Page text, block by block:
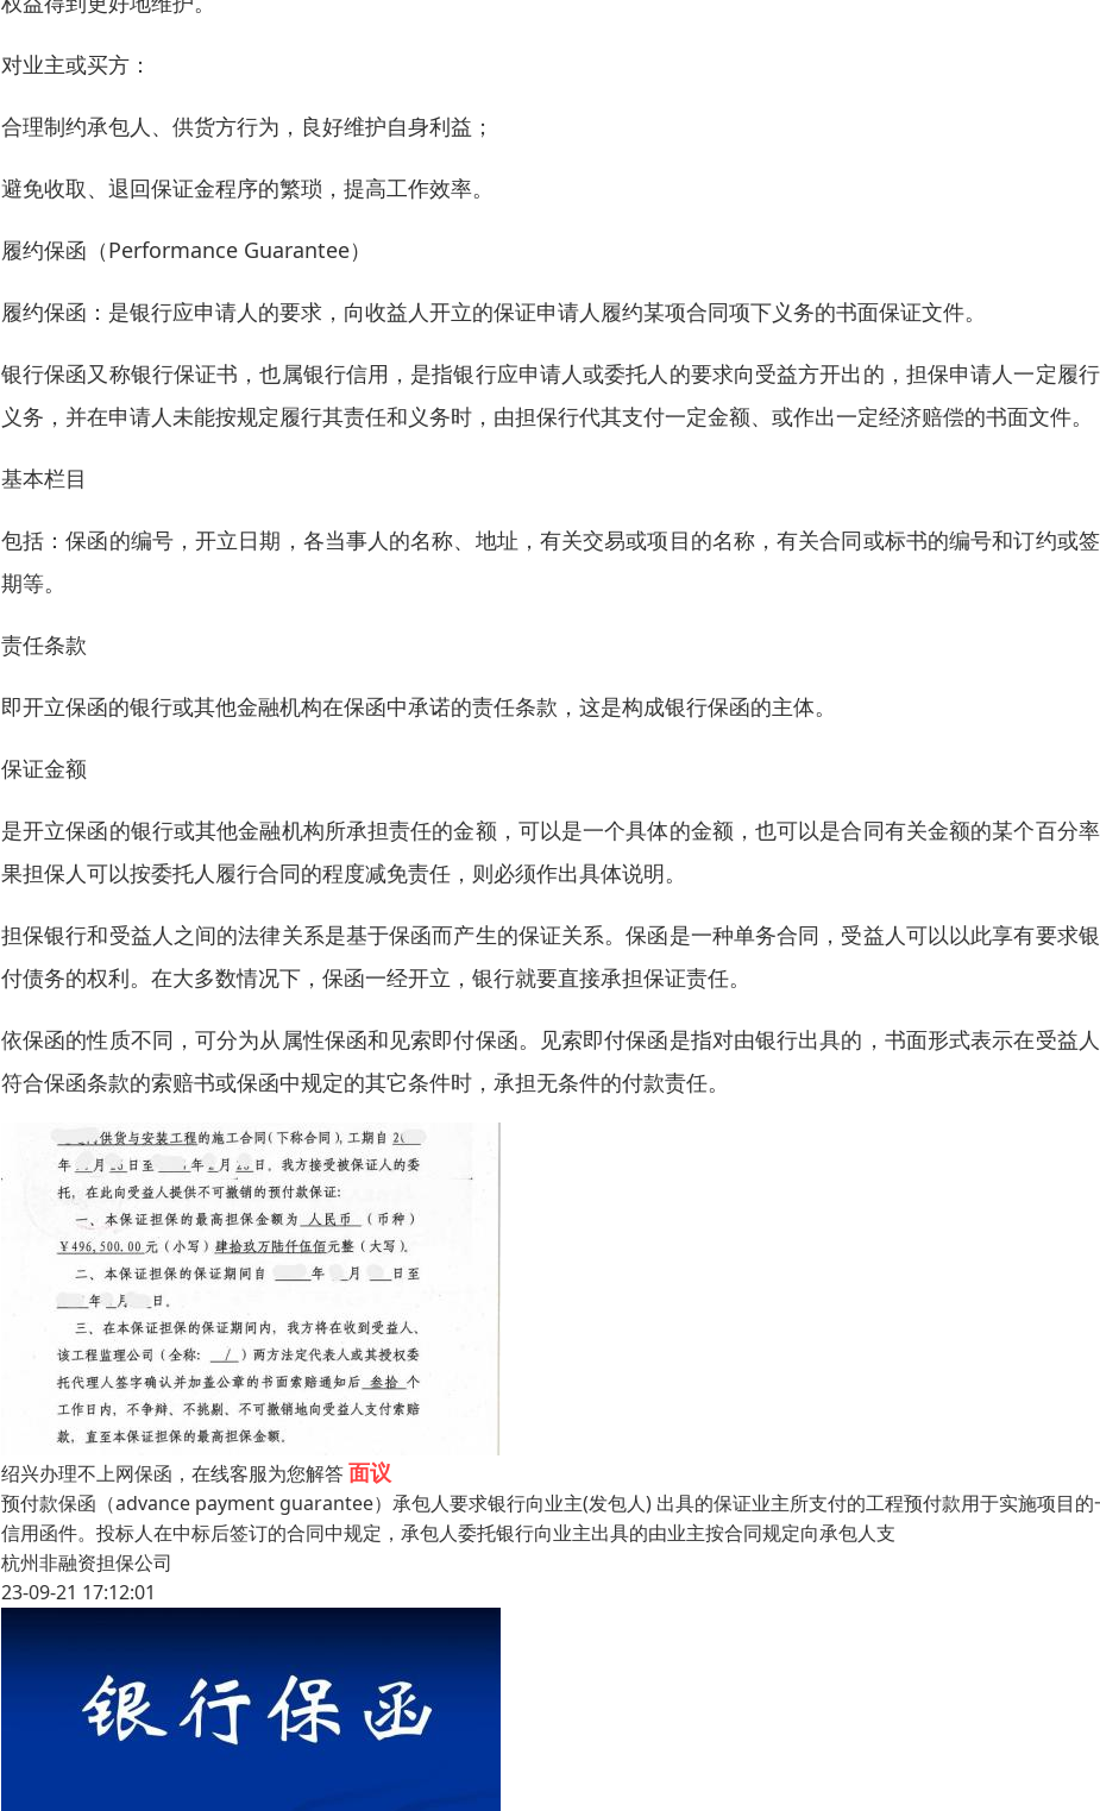
对业主或买方：
合理制约承包人、供货方行为，良好维护自身利益；
避免收取、退回保证金程序的繁琐，提高工作效率。
履约保函（Performance Guarantee）
履约保函：是银行应申请人的要求，向收益人开立的保证申请人履约某项合同项下义务的书面保证文件。
银行保函又称银行保证书，也属银行信用，是指银行应申请人或委托人的要求向受益方开出的，担保申请人一定履
义务，并在申请人未能按规定履行其责任和义务时，由担保行代其支付一定金额、或作出一定经济赔偿的书面文件。
基本栏目
包括：保函的编号，开立日期，各当事人的名称、地址，有关交易或项目的名称，有关合同或标书的编号和订约或
期等。
责任条款
即开立保函的银行或其他金融机构在保函中承诺的责任条款，这是构成银行保函的主体。
保证金额
是开立保函的银行或其他金融机构所承担责任的金额，可以是一个具体的金额，也可以是合同有关金额的某个百分
果担保人可以按委托人履行合同的程度减免责任，则必须作出具体说明。
担保银行和受益人之间的法律关系是基于保函而产生的保证关系。保函是一种单务合同，受益人可以以此享有要求
付债务的权利。在大多数情况下，保函一经开立，银行就要直接承担保证责任。
依保函的性质不同，可分为从属性保函和见索即付保函。见索即付保函是指对由银行出具的，书面形式表示在受益
符合保函条款的索赔书或保函中规定的其它条件时，承担无条件的付款责任。
绍兴办理不上网保函，在线客服为您解答面议
预付款保函（advance payment guarantee）承包人要求银行向业主(发包人) 出具的保证业主所支付的工程预付款用于实施项目的
信用函件。投标人在中标后签订的合同中规定，承包人委托银行向业主出具的由业主按合同规定向承包人支
杭州非融资担保公司
23-09-21 17:12:01